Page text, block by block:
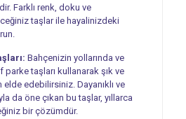
Farklı renk, doku ve
taşlar ile hayalinizdeki
Bahçenizin yollarında ve
parke taşları kullanarak şık ve
edebilirsiniz. Dayanıklı ve
da öne çıkan bu taşlar, yıllarca
bir çözümdür.